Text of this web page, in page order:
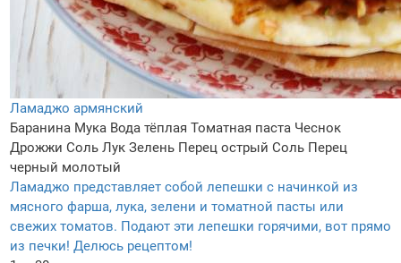
Ламаджо армянский
Баранина Мука Вода тёплая Томатная паста Чеснок
Дрожжи Соль Лук Зелень Перец острый Соль Перец
черный молотый
Ламаджо представляет собой лепешки с начинкой из
мясного фарша, лука, зелени и томатной пасты или
свежих томатов. Подают эти лепешки горячими, вот прямо
из печки! Делюсь рецептом!